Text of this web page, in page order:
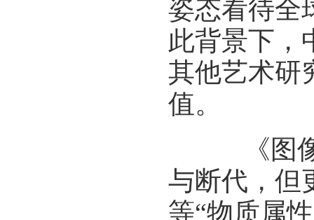
姿态看待全
此背景下，
其他艺术研
值。
《图像
与断代，但
等“物质属